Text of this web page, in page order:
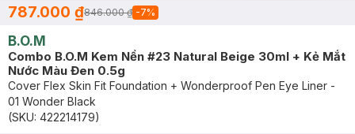
787.000 ₫846.000 ₫ -7%
B.O.M
Combo B.O.M Kem Nền #23 Natural Beige 30ml + Kẻ Mắt
Nước Màu Đen 0.5g
Cover Flex Skin Fit Foundation + Wonderproof Pen Eye Liner -
01 Wonder Black
(SKU: 422214179)